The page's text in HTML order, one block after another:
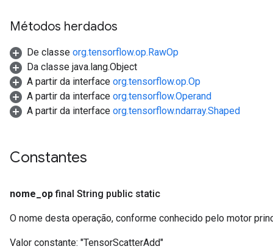
Métodos herdados
De classe org.tensorflow.op.RawOp
Da classe java.lang.Object
A partir da interface org.tensorflow.op.Op
A partir da interface org.tensorflow.Operand
A partir da interface org.tensorflow.ndarray.Shaped
Constantes
nome op final String public static
O nome desta operação, conforme conhecido pelo motor
Valor constante: "TensorScatterAdd"